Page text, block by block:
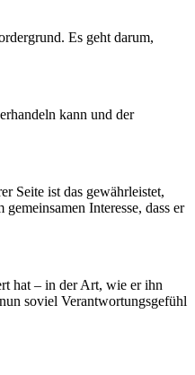
Es geht darum,
kann und der
Seite ist das gewährleistet,
Interesse, dass er
hat – in der Art, wie er ihn
soviel Verantwortungsgefühl